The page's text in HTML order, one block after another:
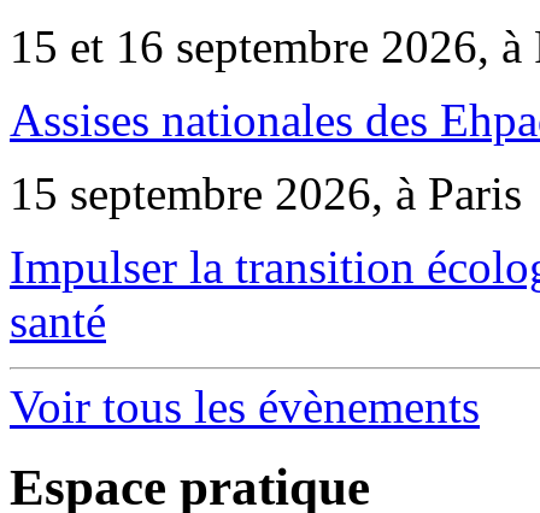
15 et 16 septembre 2026, à
Assises nationales des
15 septembre 2026, à Paris
Impulser la transition
santé
Voir tous les évènements
Espace pratique